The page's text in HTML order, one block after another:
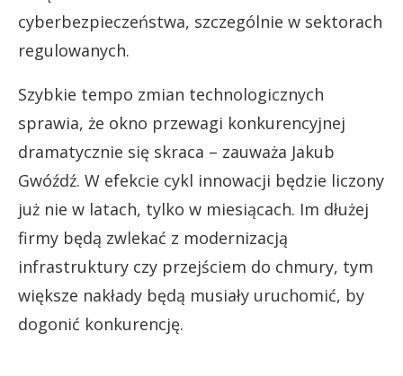
cyberbezpieczeństwa, szczególnie w sektorach
regulowanych.
Szybkie tempo zmian technologicznych
sprawia, że okno przewagi konkurencyjnej
dramatycznie się skraca – zauważa Jakub
Gwóźdź. W efekcie cykl innowacji będzie liczony
już nie w latach, tylko w miesiącach. Im dłużej
firmy będą zwlekać z modernizacją
infrastruktury czy przejściem do chmury, tym
większe nakłady będą musiały uruchomić, by
dogonić konkurencję.